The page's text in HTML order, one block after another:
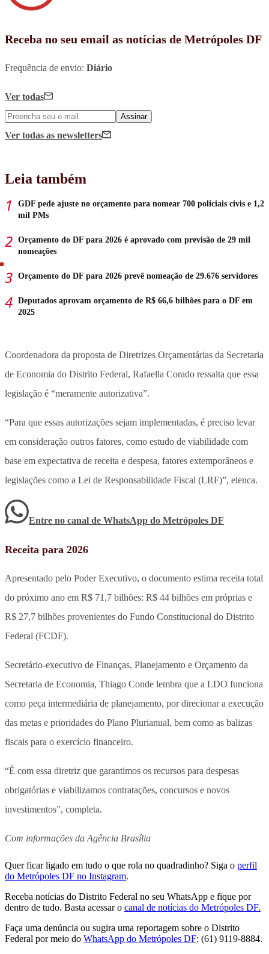
Receba no seu email as notícias de Metrópoles DF
Frequência de envio: Diário
Ver todas
Assinar
Ver todas as newsletters
Leia também
GDF pede ajuste no orçamento para nomear 700 policiais civis e 1,2
mil PMs
Orçamento do DF para 2026 é aprovado com previsão de 29 mil
nomeações
Orçamento do DF para 2026 prevê nomeação de 29.676 servidores
Deputados aprovam orçamento de R$ 66,6 bilhões para o DF em
2025
Coordenadora da proposta de Diretrizes Orçamentárias da Secretaria
de Economia do Distrito Federal, Rafaella Corado ressalta que essa
legislação é “meramente autorizativa”.
“Para que essas autorizações sejam implementadas, é preciso levar
em consideração outros fatores, como estudo de viabilidade com
base em expectativa de receita e despesa, fatores extemporâneos e
legislações como a Lei de Responsabilidade Fiscal (LRF)”, elenca.
Entre no canal de WhatsApp do Metrópoles DF
Receita para 2026
Apresentado pelo Poder Executivo, o documento estima receita total
do próximo ano em R$ 71,7 bilhões: R$ 44 bilhões em próprias e
R$ 27,7 bilhões provenientes do Fundo Constitucional do Distrito
Federal (FCDF).
Secretário-executivo de Finanças, Planejamento e Orçamento da
Secretaria de Economia, Thiago Conde lembra que a LDO funciona
como peça intermediária de planejamento, por direcionar a execução
das metas e prioridades do Plano Plurianual, bem como as balizas
fiscais para o exercício financeiro.
“É com essa diretriz que garantimos os recursos para despesas
obrigatórias e viabilizamos contratações, concursos e novos
investimentos”, completa.
Com informações da Agência Brasília
Quer ficar ligado em tudo o que rola no quadradinho? Siga o perfil
do Metrópoles DF no Instagram.
Receba notícias do Distrito Federal no seu WhatsApp e fique por
dentro de tudo. Basta acessar o canal de notícias do Metrópoles DF.
Faça uma denúncia ou sugira uma reportagem sobre o Distrito
Federal por meio do WhatsApp do Metrópoles DF: (61) 9119-8884.